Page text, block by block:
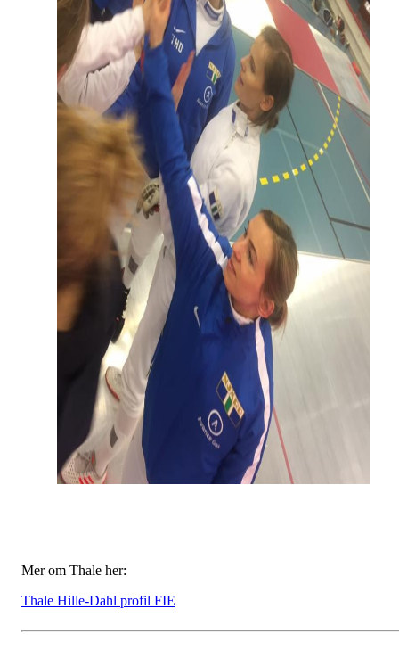
Mer om Thale her:
Thale Hille-Dahl profil FIE